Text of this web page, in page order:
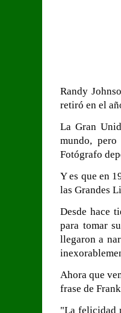
Randy
retiró en el
La Gran
mundo,
Fotógrafo
Y es que en
las Grandes
Desde hace
para tomar
llegaron a
Ahora que
frase de
"La felicidad